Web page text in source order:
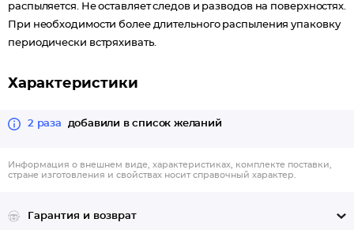
распыляется. Не оставляет следов и разводов на поверхностях.
При необходимости более длительного распыления упаковку
периодически встряхивать.
Характеристики
2 раза добавили в список желаний
Информация о внешнем виде, характеристиках, комплекте поставки,
стране изготовления и свойствах носит справочный характер.
Гарантия и возврат